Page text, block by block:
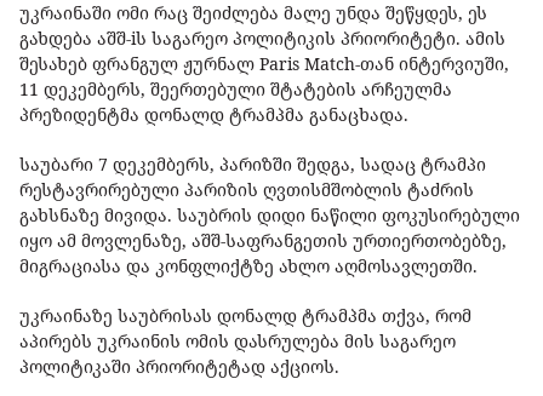
უკრაინაში ომი რაც შეიძლება მალე უნდა შეწყდეს, ეს
გახდება აშშ-iს საგარეო პოლიტიკის პრიორიტეტი. ამის
შესახებ ფრანგულ ჟურნალ Paris Match-თან ინტერვიუში,
11 დეკემბერს, შეერთებული შტატების არჩეულმა
პრეზიდენტმა დონალდ ტრამპმა განაცხადა.
საუბარი 7 დეკემბერს, პარიზში შედგა, სადაც ტრამპი
რესტავრირებული პარიზის ღვთისმშობლის ტაძრის
გახსნაზე მივიდა. საუბრის დიდი ნაწილი ფოკუსირებული
იყო ამ მოვლენაზე, აშშ-საფრანგეთის ურთიერთობებზე,
მიგრაციასა და კონფლიქტზე ახლო აღმოსავლეთში.
უკრაინაზე საუბრისას დონალდ ტრამპმა თქვა, რომ
აპირებს უკრაინის ომის დასრულება მის საგარეო
პოლიტიკაში პრიორიტეტად აქციოს.